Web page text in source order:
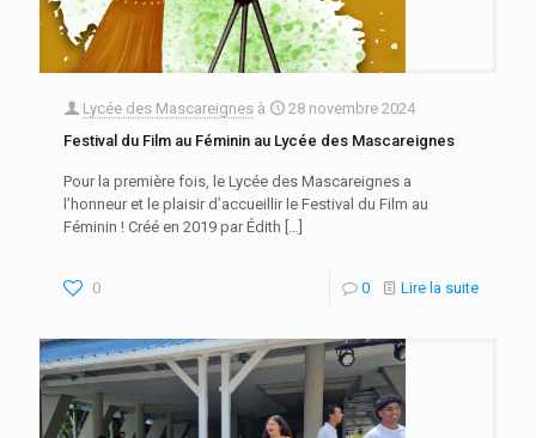
Lycée des Mascareignes à
28 novembre 2024
Festival du Film au Féminin au Lycée des Mascareignes
Pour la première fois, le Lycée des Mascareignes a
l’honneur et le plaisir d’accueillir le Festival du Film au
Féminin ! Créé en 2019 par Édith […]
0 0 Lire la suite